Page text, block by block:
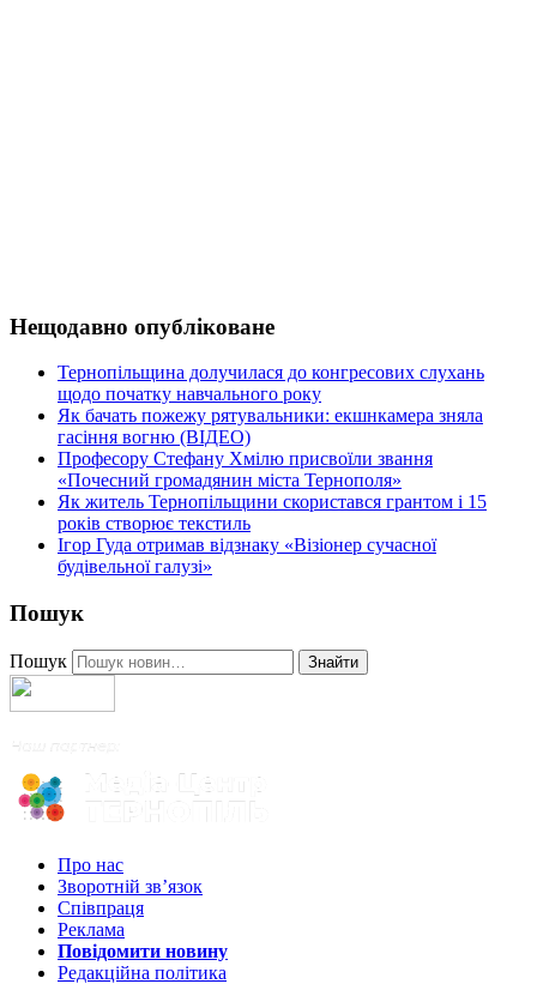
Нещодавно опубліковане
Тернопільщина долучилася до конгресових слухань
щодо початку навчального року
Як бачать пожежу рятувальники: екшнкамера зняла
гасіння вогню (ВІДЕО)
Професору Стефану Хмілю присвоїли звання
«Почесний громадянин міста Тернополя»
Як житель Тернопільщини скористався грантом і 15
років створює текстиль
Ігор Гуда отримав відзнаку «Візіонер сучасної
будівельної галузі»
Пошук
Пошук Знайти
Про нас
Зворотній зв’язок
Співпраця
Реклама
Повідомити новину
Редакційна політика